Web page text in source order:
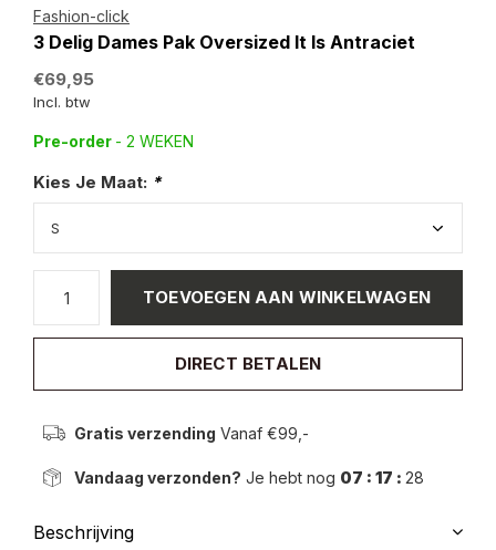
Fashion-click
3 Delig Dames Pak Oversized It Is Antraciet
€69,95
Incl. btw
Pre-order - 2 WEKEN
Kies Je Maat: *
TOEVOEGEN AAN WINKELWAGEN
DIRECT BETALEN
Gratis verzending Vanaf €99,-
Vandaag verzonden? Je hebt nog 07 : 17 : 28
Beschrijving